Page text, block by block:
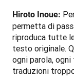
Hiroto Inoue:
permetta di
riproduca tutte
testo originale.
ogni parola,
traduzioni